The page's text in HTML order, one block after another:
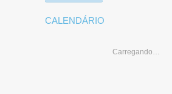
CALENDÁRIO
Carregando…